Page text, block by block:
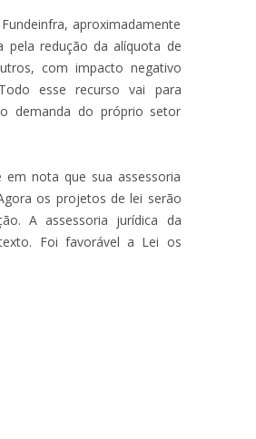
aproximadamente
pela redução da alíquota de
com impacto negativo
esse recurso vai para
demanda do próprio setor
em nota que sua assessoria
os projetos de lei serão
A assessoria jurídica da
Foi favorável a Lei os